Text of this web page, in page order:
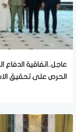
عاجل..اتفاقية
الحرص على تحقيق